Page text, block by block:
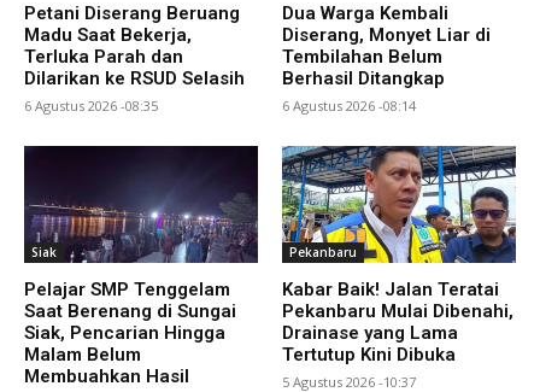
Petani Diserang Beruang
Madu Saat Bekerja,
Terluka Parah dan
Dilarikan ke RSUD Selasih
6 Agustus 2026 -08:35
Dua Warga Kembali
Diserang, Monyet Liar di
Tembilahan Belum
Berhasil Ditangkap
6 Agustus 2026 -08:14
Siak
Pelajar SMP Tenggelam
Saat Berenang di Sungai
Siak, Pencarian Hingga
Malam Belum
Membuahkan Hasil
Pekanbaru
Kabar Baik! Jalan Teratai
Pekanbaru Mulai Dibenahi,
Drainase yang Lama
Tertutup Kini Dibuka
5 Agustus 2026 -10:37